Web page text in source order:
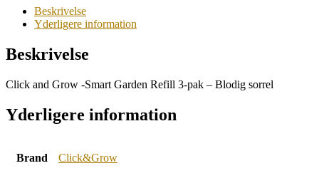
Beskrivelse
Yderligere information
Beskrivelse
Click and Grow -Smart Garden Refill 3-pak – Blodig sorrel
Yderligere information
Brand Click&Grow